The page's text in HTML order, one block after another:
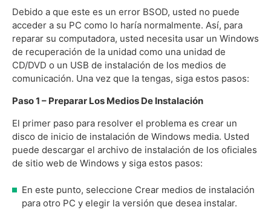
Debido a que este es un error BSOD, usted no puede
acceder a su PC como lo haría normalmente. Así, para
reparar su computadora, usted necesita usar un Windows
de recuperación de la unidad como una unidad de
CD/DVD o un USB de instalación de los medios de
comunicación. Una vez que la tengas, siga estos pasos:
Paso 1 – Preparar Los Medios De Instalación
El primer paso para resolver el problema es crear un
disco de inicio de instalación de Windows media. Usted
puede descargar el archivo de instalación de los oficiales
de sitio web de Windows y siga estos pasos:
En este punto, seleccione Crear medios de instalación
para otro PC y elegir la versión que desea instalar.